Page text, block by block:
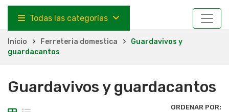
Todas las categorías
Inicio Ferreteria domestica
Guardavivos y
guardacantos
Guardavivos y guardacantos
ORDENAR POR: